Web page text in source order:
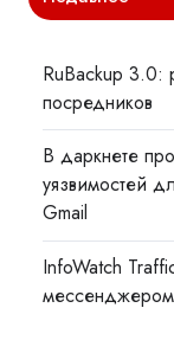
RuBackup 3.0:
посредников
В даркнете
уязвимостей
Gmail
InfoWatch